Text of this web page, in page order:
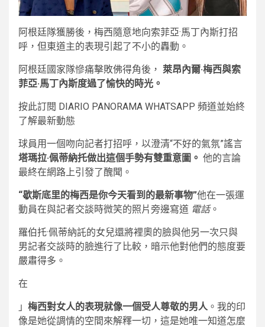
阿根廷隊獲勝後，梅西隨意地向索菲亞·馬丁內斯打招
呼，但東道主的表現引起了不小的轟動。
阿根廷國家隊慘痛擊敗佛得角後， 萊昂內爾·梅西與索
菲亞·馬丁內斯度過了愉快的時光。
按此訂閱 DIARIO PANORAMA WHATSAPP 頻道並始終
了解最新動態
球員用一個吻向記者打招呼，以澄清“不好的氣氛”謠言
塔瑪拉·佩蒂納托做出這個手勢有雙重意圖。 他的言論
最終在網路上引發了醜聞。
“歇斯底里的梅西是你今天看到的最新事物”他在一張運
動員在與記者交談時微笑的照片旁邊寫道 電話。
羅伯托·佩蒂納託的女兒還將裡奧的臉與他另一次只與
男記者交談時的臉進行了比較，暗示他對他們的態度要
嚴肅得多。
在
」 梅西對女人的表現就像一個受人尊敬的男人 。我的印
像是她從調情的空間來解釋一切，這是她唯一知道怎麼